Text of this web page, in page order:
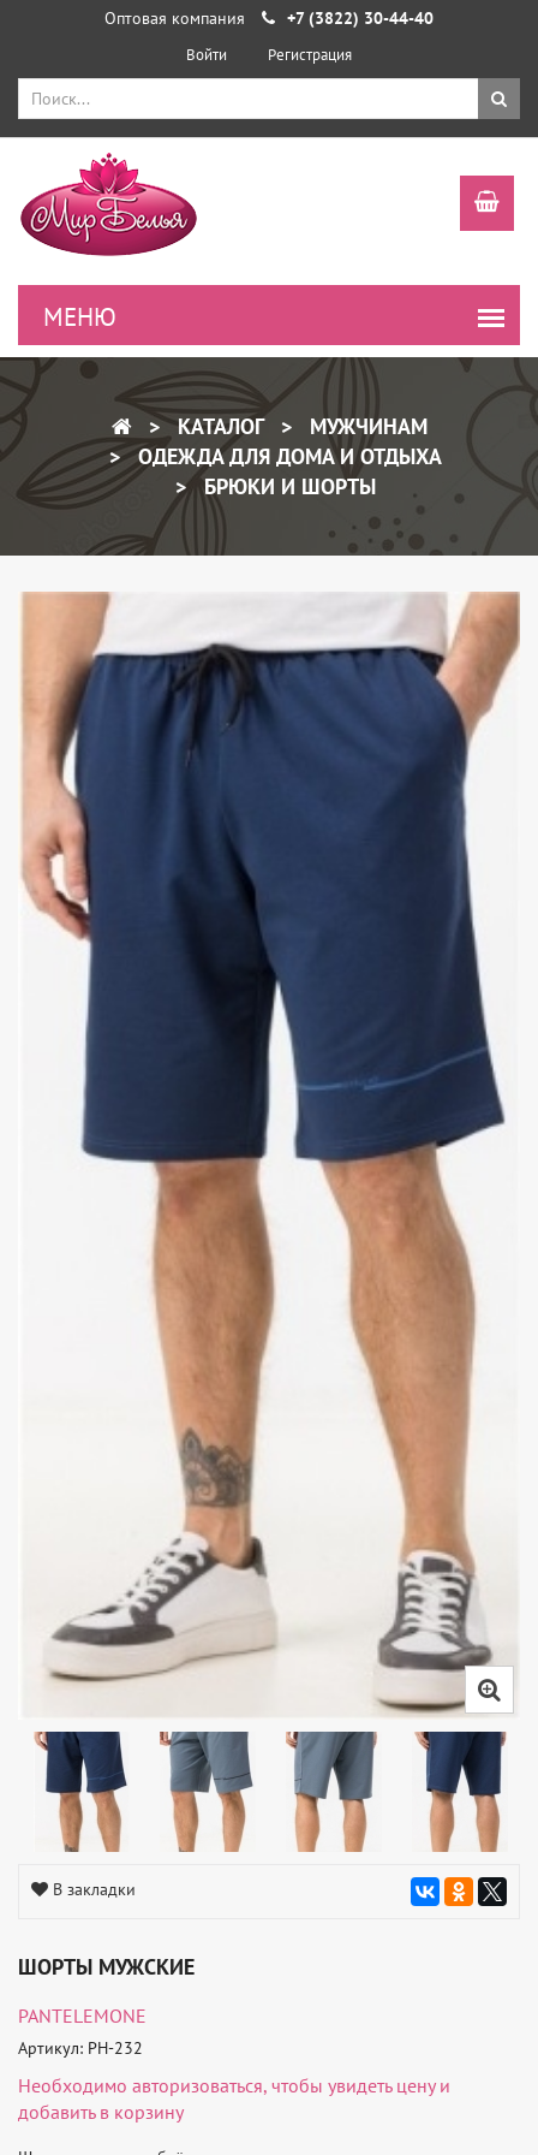
Оптовая компания +7 (3822) 30-44-40
Войти Регистрация
КАТАЛОГ
МУЖЧИНАМ
ОДЕЖДА ДЛЯ ДОМА И ОТДЫХА
БРЮКИ И ШОРТЫ
В закладки
ШОРТЫ МУЖСКИЕ
PANTELEMONE
Артикул: PH-232
Необходимо авторизоваться, чтобы увидеть цену и
добавить в корзину